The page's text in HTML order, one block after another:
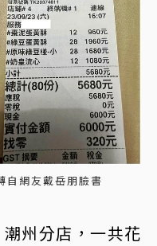
自網友戴岳朋臉書
州分店，一共花